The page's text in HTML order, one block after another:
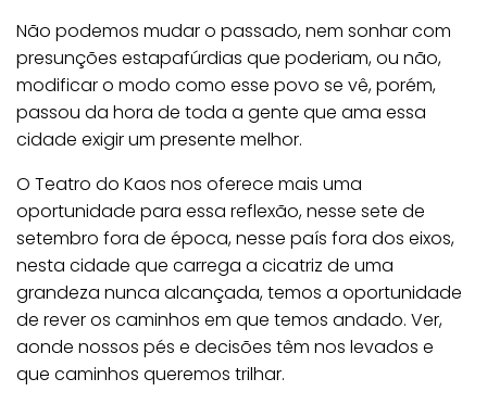
Não podemos mudar o passado, nem sonhar com
presunções estapafúrdias que poderiam, ou não,
modificar o modo como esse povo se vê, porém,
passou da hora de toda a gente que ama essa
cidade exigir um presente melhor.
O Teatro do Kaos nos oferece mais uma
oportunidade para essa reflexão, nesse sete de
setembro fora de época, nesse país fora dos eixos,
nesta cidade que carrega a cicatriz de uma
grandeza nunca alcançada, temos a oportunidade
de rever os caminhos em que temos andado. Ver,
aonde nossos pés e decisões têm nos levados e
que caminhos queremos trilhar.